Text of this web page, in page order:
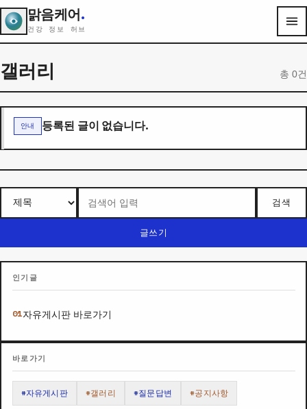
맑음케어.
건강 정보 허브
갤러리 총 0건
안내 등록된 글이 없습니다.
검색
글쓰기
인기글
자유게시판 바로가기
바로가기
#자유게시판 #갤러리 #질문답변 #공지사항